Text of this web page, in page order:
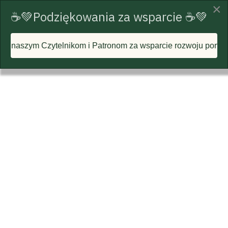
×
☕💚Podziękowania za wsparcie ☕💚
i Patronom za wsparcie rozwoju portalu i każdą